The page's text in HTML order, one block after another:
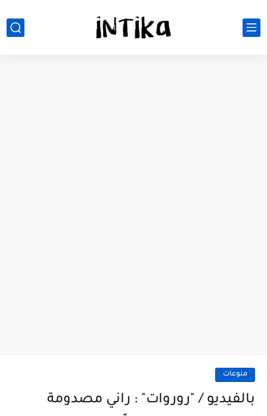
منوعات
بالفيديو / "روروات" : راني مصدومة